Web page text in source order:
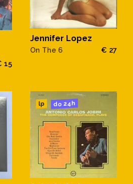
15
Jennifer Lopez
On The 6 € 27
lp do 24h